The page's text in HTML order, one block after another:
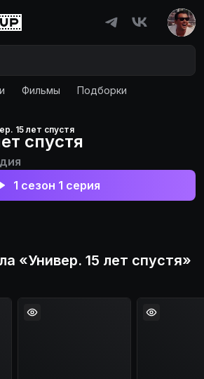
Фильмы Подборки
15 лет спустя
спустя
1 сезон 1 серия
«Универ. 15 лет спустя»